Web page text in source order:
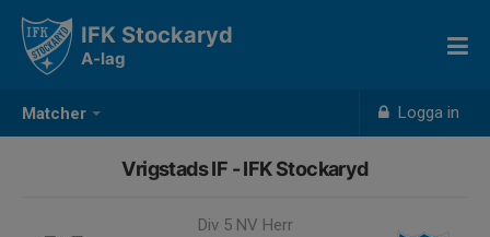
Matcher Logga in
IFK Stockaryd
A-lag
Vrigstads IF - IFK Stockaryd
Div 5 NV Herr